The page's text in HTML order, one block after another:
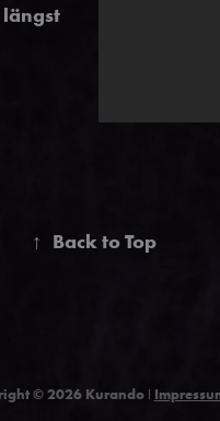
längst
↑ Back to Top
© 2026 Kurando ǀ